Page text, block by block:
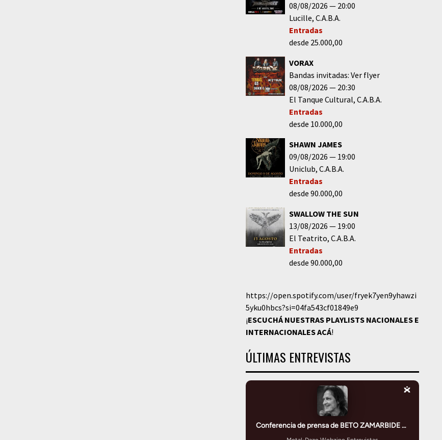
08/08/2026
20:00
Lucille C.A.B.A.
Entradas
desde 25.000,00
VORAX
Bandas invitadas: Ver flyer
08/08/2026
20:30
El Tanque Cultural C.A.B.A.
Entradas
desde 10.000,00
SHAWN JAMES
09/08/2026
19:00
Uniclub C.A.B.A.
Entradas
desde 90.000,00
SWALLOW THE SUN
13/08/2026
19:00
El Teatrito C.A.B.A.
Entradas
desde 90.000,00
https://open.spotify.com/user/fryek7yen9yhawzi
5yku0hbcs?si=04fa543cf01849e9
¡ESCUCHÁ NUESTRAS PLAYLISTS NACIONALES E
INTERNACIONALESACÁ!
ÚLTIMAS ENTREVISTAS